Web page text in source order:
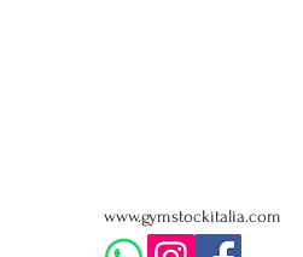
www.gymstockitalia.com